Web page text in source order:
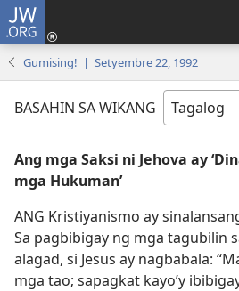
JW.ORG
Gumising! | Setyembre 22, 1992
BASAHIN SA WIKANG
Ang mga Saksi ni Jehova ay
mga Hukuman’
ANG Kristiyanismo ay
Sa pagbibigay ng mga tagubilin
alagad, si Jesus ay nagbabala:
mga tao; sapagkat kayo’y